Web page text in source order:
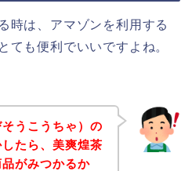
時は、アマゾンを利用する
ても便利でいいですよね。
うこうちゃ）の
たら、美爽煌茶
品がみつかるか